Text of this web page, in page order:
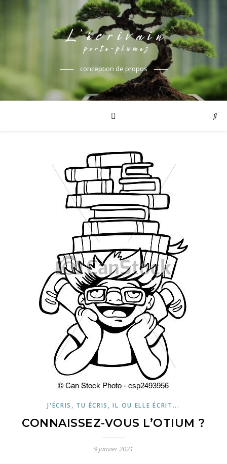
conception de propos
J'ÉCRIS, TU ÉCRIS, IL OU ELLE ÉCRIT...
CONNAISSEZ-VOUS L’OTIUM ?
9 janvier 2021